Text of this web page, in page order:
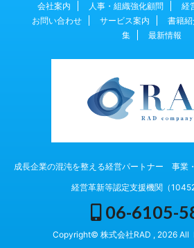
会社案内 人事・組織強化顧問
経
お問い合わせ
サービス案内 書籍紹
集
最新情報
成長企業の混沌を整える経営パートナー 事業
経営革新等認定支援機関（
06-6105-
Copyright© 株式会社RAD , 2026 All